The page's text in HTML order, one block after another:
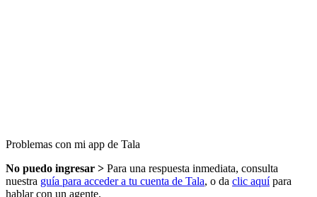
Problemas con mi app de Tala
No puedo ingresar > Para una respuesta inmediata, consulta
nuestra guía para acceder a tu cuenta de Tala, o da clic aquípara
hablar con un agente.